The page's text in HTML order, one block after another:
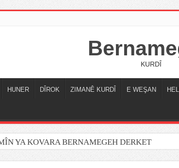
KURDÎ
HUNER DÎROK ZIMANÊ KURDÎ E WEŞAN
YA KOVARA BERNAMEGEH DERKET